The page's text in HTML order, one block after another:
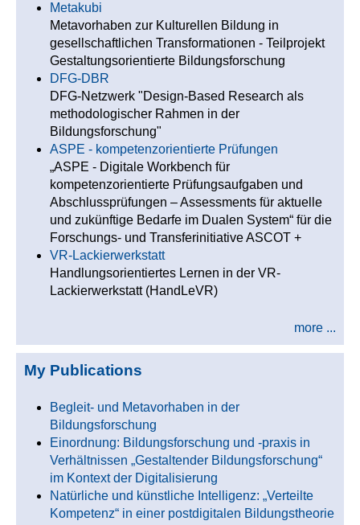
Metakubi
Metavorhaben zur Kulturellen Bildung in
gesellschaftlichen Transformationen - Teilprojekt
Gestaltungsorientierte Bildungsforschung
DFG-DBR
DFG-Netzwerk "Design-Based Research als
methodologischer Rahmen in der
Bildungsforschung"
ASPE - kompetenzorientierte Prüfungen
„ASPE - Digitale Workbench für
kompetenzorientierte Prüfungsaufgaben und
Abschlussprüfungen – Assessments für aktuelle
und zukünftige Bedarfe im Dualen System“ für die
Forschungs- und Transferinitiative ASCOT +
VR-Lackierwerkstatt
Handlungsorientiertes Lernen in der VR-
Lackierwerkstatt (HandLeVR)
more ...
My Publications
Begleit- und Metavorhaben in der
Bildungsforschung
Einordnung: Bildungsforschung und -praxis in
Verhältnissen „Gestaltender Bildungsforschung“
im Kontext der Digitalisierung
Natürliche und künstliche Intelligenz: „Verteilte
Kompetenz“ in einer postdigitalen Bildungstheorie